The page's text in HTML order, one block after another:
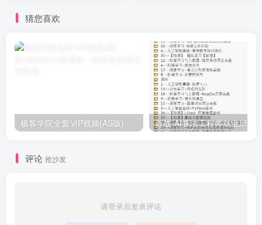
猜您喜欢
极客学院全套ⅥP视频(AS版)
评论 抢沙发
请登录后发表评论